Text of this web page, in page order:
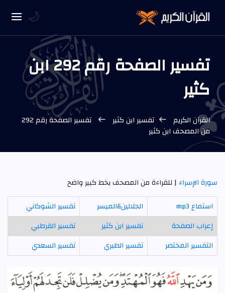
تفسير الصفحة رقم 292 ابن
كثير
القرآن الكريم تفسير ابن كثير
تفسير الصفحة رقم 292
من المصحف ابن كثير
سورة الإسراء| للقراءة من المصحف بخط كبير واضح
استماع mp3
الجلالين&الميسر
تفسير الشوكاني
إعراب الصفحة
تفسير ابن كثير
تفسير القرطبي
التفسير المختصر
تفسير الطبري تفسير السعدي
🌙